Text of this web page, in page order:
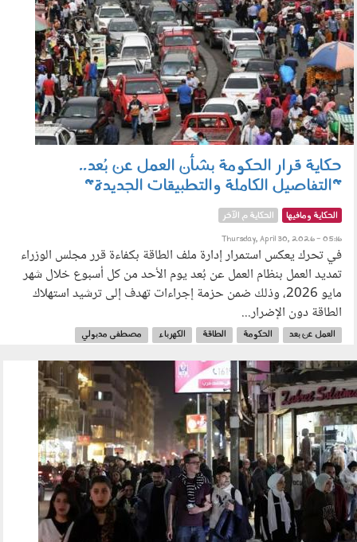
حكاية قرار الحكومة بشأن العمل عن بُعد..
"التفاصيل الكاملة والتطبيقات الجديدة"
الحكاية ومافيها الحكاية م الآخر
Thursday, April 30, 2026 - 05:16
في تحرك يعكس استمرار إدارة ملف الطاقة بكفاءة قرر مجلس الوزراء
تمديد العمل بنظام العمل عن بُعد يوم الأحد من كل أسبوع خلال شهر
مايو 2026، وذلك ضمن حزمة إجراءات تهدف إلى ترشيد استهلاك
الطاقة دون الإضرار...
العمل عن بعد الحكومة الطاقة الكهرباء
مصطفى مدبولي
270402.jpg